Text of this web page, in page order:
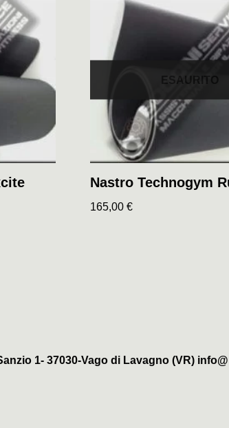
ESAURITO
Nastro Technogym
165,00€
1- 37030-Vago di Lavagno (VR)